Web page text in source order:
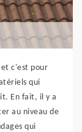
et c'est pour
qui
En fait, il y a
au niveau de
qui